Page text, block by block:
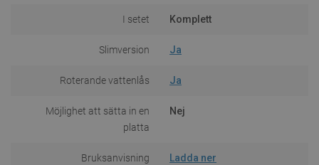
I setet Komplett
Slimversion Ja
Roterande vattenlås Ja
Möjlighet att sätta in en
platta
Nej
Bruksanvisning Ladda ner